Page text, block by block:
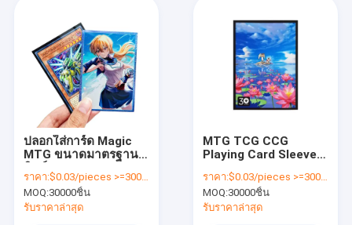
สินค้า
วิดีโอ
เกี่ยวกับเรา
ทัวร์โรงงาน
การควบคุมคุณภาพ
ติดต่อเรา
ปลอกใส่การ์ด Magic
MTG ขนาดมาตรฐาน
และ 64*89 มม. ปลอกใส่
การ์ดเกมลายศิลปะ
ราคา:$0.03/pieces >=30000 pieces
MOQ:30000ชิ้น
รับราคาล่าสุด
MTG TCG CCG
Playing Card Sleeves
Anime Sleeves
Dragon Shield
ราคา:$0.03/pieces >=30000 pieces
MOQ:30000ชิ้น
รับราคาล่าสุด